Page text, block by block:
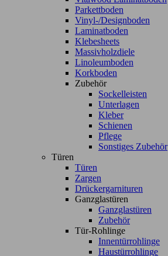
Parkettboden
Vinyl-/Designboden
Laminatboden
Klebesheets
Massivholzdiele
Linoleumboden
Korkboden
Zubehör
Sockelleisten
Unterlagen
Kleber
Schienen
Pflege
Sonstiges Zubehör
Türen
Türen
Zargen
Drückergarnituren
Ganzglastüren
Ganzglastüren
Zubehör
Tür-Rohlinge
Innentürrohlinge
Haustürrohlinge